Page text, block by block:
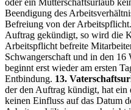
oder ein Mutterschaftsurlaub
Beendigung des
Befreiung von der
Auftrag gekündigt, so wird die
Arbeitspflicht befreite
Schwangerschaft und in den 16
beginnt erst wieder am ersten
Entbindung. 13.
der den Auftrag kündigt, hat ein
keinen Einfluss auf das Datum